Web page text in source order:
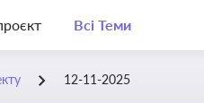
Всі Теми
12-11-2025